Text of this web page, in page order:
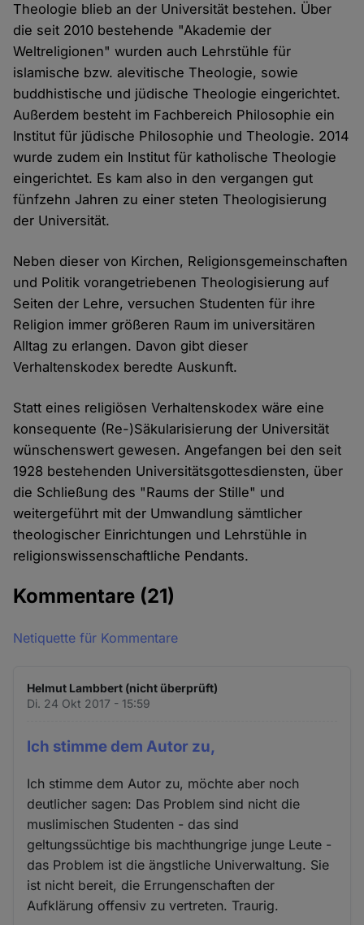
Theologie blieb an der Universität bestehen. Über
die seit 2010 bestehende "Akademie der
Weltreligionen" wurden auch Lehrstühle für
islamische bzw. alevitische Theologie, sowie
buddhistische und jüdische Theologie eingerichtet.
Außerdem besteht im Fachbereich Philosophie ein
Institut für jüdische Philosophie und Theologie. 2014
wurde zudem ein Institut für katholische Theologie
eingerichtet. Es kam also in den vergangen gut
fünfzehn Jahren zu einer steten Theologisierung
der Universität.
Neben dieser von Kirchen, Religionsgemeinschaften
und Politik vorangetriebenen Theologisierung auf
Seiten der Lehre, versuchen Studenten für ihre
Religion immer größeren Raum im universitären
Alltag zu erlangen. Davon gibt dieser
Verhaltenskodex beredte Auskunft.
Statt eines religiösen Verhaltenskodex wäre eine
konsequente (Re-)Säkularisierung der Universität
wünschenswert gewesen. Angefangen bei den seit
1928 bestehenden Universitätsgottesdiensten, über
die Schließung des "Raums der Stille" und
weitergeführt mit der Umwandlung sämtlicher
theologischer Einrichtungen und Lehrstühle in
religionswissenschaftliche Pendants.
Kommentare (21)
Netiquette für Kommentare
Helmut Lambbert (nicht überprüft)
Di. 24 Okt 2017 - 15:59
Ich stimme dem Autor zu,
Ich stimme dem Autor zu, möchte aber noch
deutlicher sagen: Das Problem sind nicht die
muslimischen Studenten - das sind
geltungssüchtige bis machthungrige junge Leute -
das Problem ist die ängstliche Univerwaltung. Sie
ist nicht bereit, die Errungenschaften der
Aufklärung offensiv zu vertreten. Traurig.